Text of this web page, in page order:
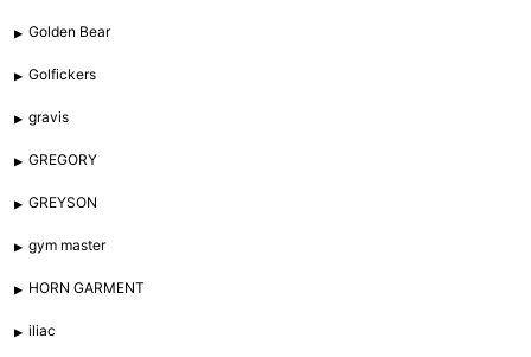
Golden Bear
Golfickers
gravis
GREGORY
GREYSON
gym master
HORN GARMENT
iliac